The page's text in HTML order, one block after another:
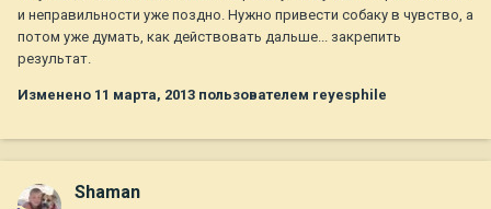
и неправильности уже поздно. Нужно привести собаку в чувство, а
потом уже думать, как действовать дальше... закрепить
результат.
Изменено 11 марта, 2013 пользователем reyesphile
Shaman